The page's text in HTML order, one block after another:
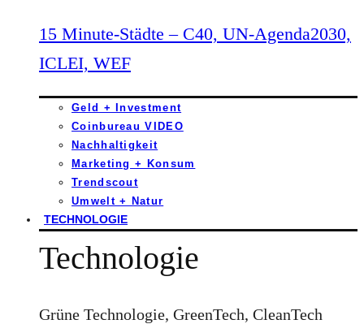
15 Minute-Städte – C40, UN-Agenda2030,
ICLEI, WEF
Geld + Investment
Coinbureau VIDEO
Nachhaltigkeit
Marketing + Konsum
Trendscout
Umwelt + Natur
TECHNOLOGIE
Technologie
Grüne Technologie, GreenTech, CleanTech